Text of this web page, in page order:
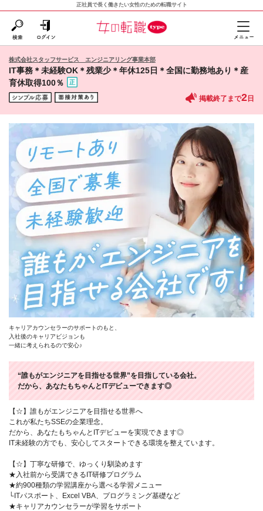
正社員で長く働きたい女性のための転職サイト
株式会社スタッフサービス エンジニアリング事業本部
IT事務＊未経験OK＊残業少＊年休125日＊全国に勤務地あり＊産
育休取得100％
掲載終了まで2 日
キャリアカウンセラーのサポートのもと、
入社後のキャリアビジョンも
一緒に考えられるので安心♪
“誰もがエンジニアを目指せる世界”を目指している会社。
だから、あなたもちゃんとITデビューできます◎
【☆】誰もがエンジニアを目指せる世界へ
これが私たちSSEの企業理念。
だから、あなたもちゃんとITデビューを実現できます◎
IT未経験の方でも、安心してスタートできる環境を整えています。
【☆】丁寧な研修で、ゆっくり馴染めます
★入社前から受講できるIT研修プログラム
★約900種類の学習講座から選べる学習メニュー
└ITパスポート、Excel VBA、プログラミング基礎など
★キャリアカウンセラーが学習をサポート